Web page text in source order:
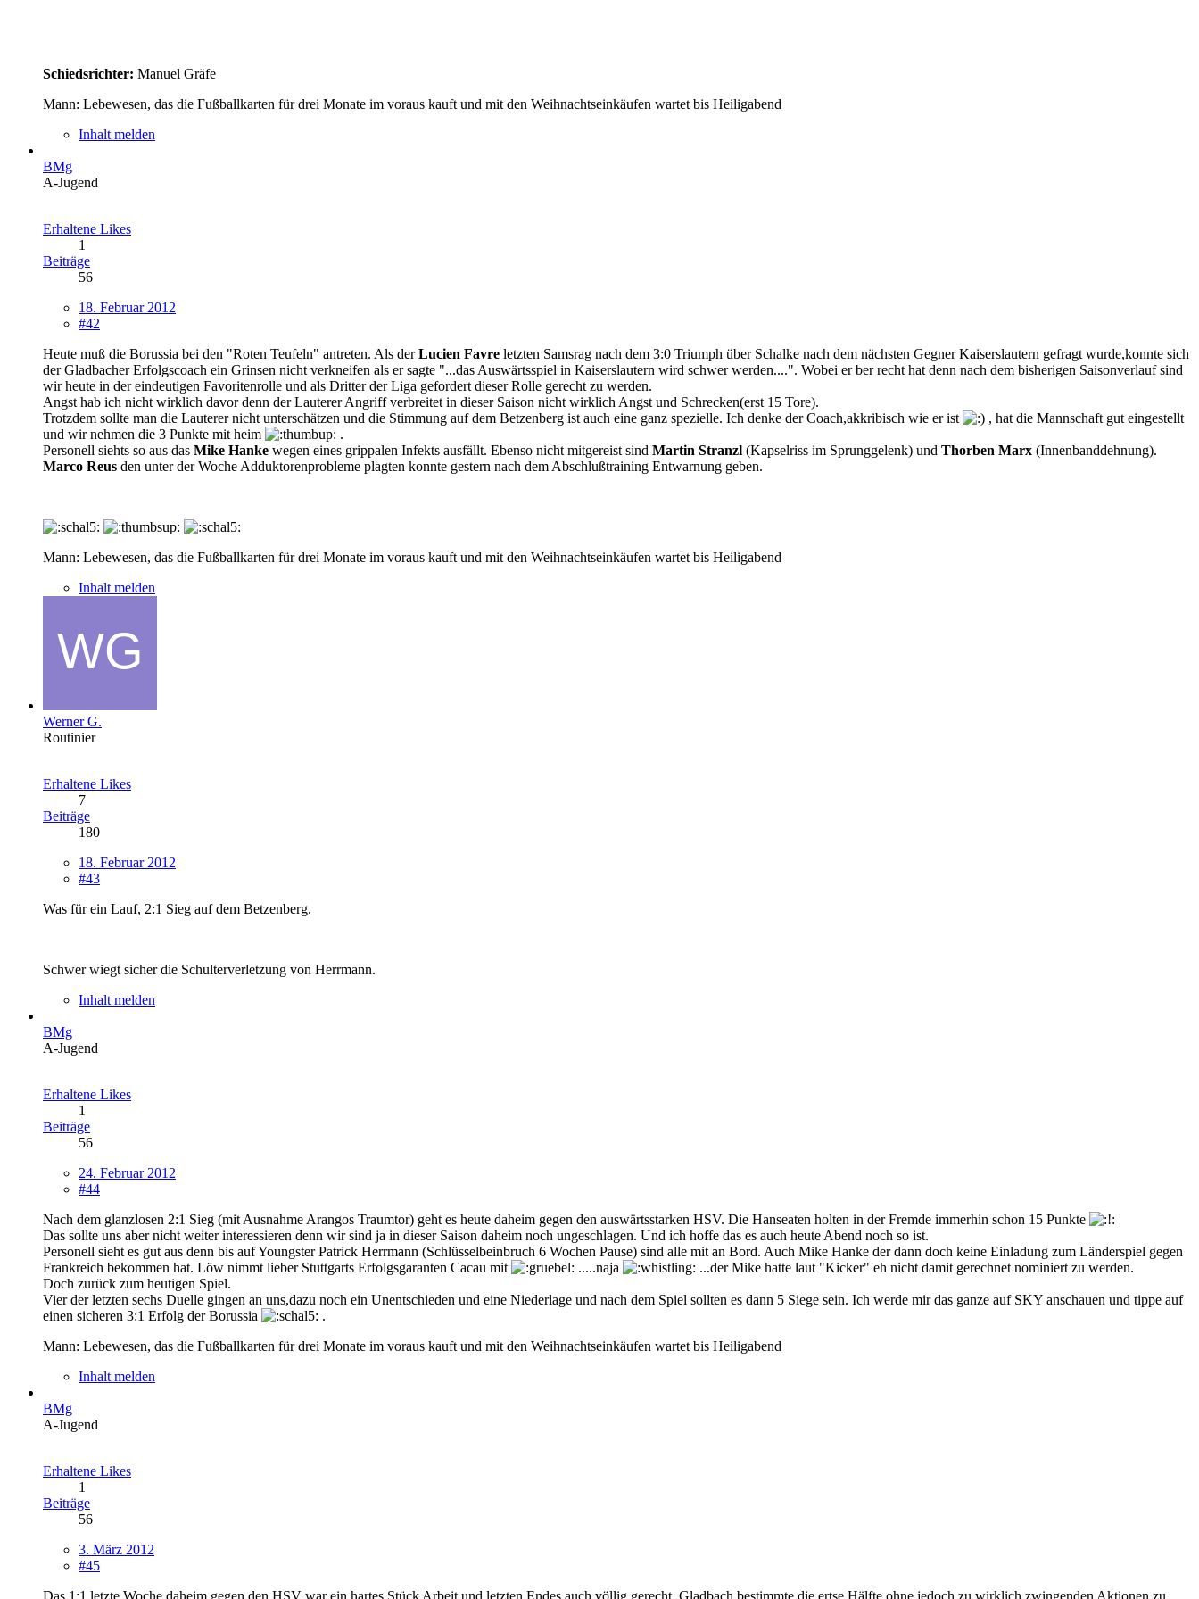
Schiedsrichter: Manuel Gräfe
Mann: Lebewesen, das die Fußballkarten für drei Monate im voraus kauft und mit den Weihnachtseinkäufen wartet bis Heiligabend
Inhalt melden
BMg
A-Jugend
Erhaltene Likes
1
Beiträge
56
18. Februar 2012
#42
Heute muß die Borussia bei den "Roten Teufeln" antreten. Als derLucien Favre letzten Samsrag nach dem 3:0 Triumph über Schalke nach dem nächsten Gegner Kaiserslautern gefragt wurde,konnte sich
der Gladbacher Erfolgscoach ein Grinsen nicht verkneifen als er sagte "...das Auswärtsspiel in Kaiserslautern wird schwer werden....". Wobei er ber recht hat denn nach dem bisherigen Saisonverlauf sind
wir heute in der eindeutigen Favoritenrolle und als Dritter der Liga gefordert dieser Rolle gerecht zu werden.
Angst hab ich nicht wirklich davor denn der Lauterer Angriff verbreitet in dieser Saison nicht wirklich Angst und Schrecken(erst 15 Tore).
Trotzdem sollte man die Lauterer nicht unterschätzen und die Stimmung auf dem Betzenberg ist auch eine ganz spezielle. Ich denke der Coach,akkribisch wie er ist
, hat die Mannschaft gut eingestellt
und wir nehmen die 3 Punkte mit heim
.
Personell siehts so aus das Mike Hanke wegen eines grippalen Infekts ausfällt. Ebenso nicht mitgereist sind Martin Stranzl (Kapselriss im Sprunggelenk) und Thorben Marx (Innenbanddehnung).
Marco Reus den unter der Woche Adduktorenprobleme plagten konnte gestern nach dem Abschlußtraining Entwarnung geben.
Mann: Lebewesen, das die Fußballkarten für drei Monate im voraus kauft und mit den Weihnachtseinkäufen wartet bis Heiligabend
Inhalt melden
Werner G.
Routinier
Erhaltene Likes
7
Beiträge
180
18. Februar 2012
#43
Was für ein Lauf, 2:1 Sieg auf dem Betzenberg.
Schwer wiegt sicher die Schulterverletzung von Herrmann.
Inhalt melden
BMg
A-Jugend
Erhaltene Likes
1
Beiträge
56
24. Februar 2012
#44
Nach dem glanzlosen 2:1 Sieg (mit Ausnahme Arangos Traumtor) geht es heute daheim gegen den auswärtsstarken HSV. Die Hanseaten holten in der Fremde immerhin schon 15 Punkte
Das sollte uns aber nicht weiter interessieren denn wir sind ja in dieser Saison daheim noch ungeschlagen. Und ich hoffe das es auch heute Abend noch so ist.
Personell sieht es gut aus denn bis auf Youngster Patrick Herrmann (Schlüsselbeinbruch 6 Wochen Pause) sind alle mit an Bord. Auch Mike Hanke der dann doch keine Einladung zum Länderspiel gegen
Frankreich bekommen hat. Löw nimmt lieber Stuttgarts Erfolgsgaranten Cacau mit
.....naja
...der Mike hatte laut "Kicker" eh nicht damit gerechnet nominiert zu werden.
Doch zurück zum heutigen Spiel.
Vier der letzten sechs Duelle gingen an uns,dazu noch ein Unentschieden und eine Niederlage und nach dem Spiel sollten es dann 5 Siege sein. Ich werde mir das ganze auf SKY anschauen und tippe auf
einen sicheren 3:1 Erfolg der Borussia
.
Mann: Lebewesen, das die Fußballkarten für drei Monate im voraus kauft und mit den Weihnachtseinkäufen wartet bis Heiligabend
Inhalt melden
BMg
A-Jugend
Erhaltene Likes
1
Beiträge
56
3. März 2012
#45
Das 1:1 letzte Woche daheim gegen den HSV war ein hartes Stück Arbeit und letzten Endes auch völlig gerecht. Gladbach bestimmte die ertse Hälfte ohne jedoch zu wirklich zwingenden Aktionen zu